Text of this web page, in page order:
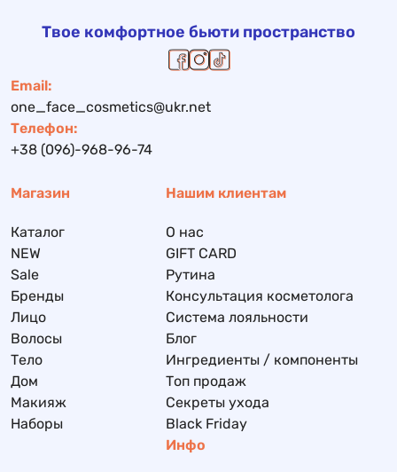
Твое комфортное бьюти пространство
Email:
one_face_cosmetics@ukr.net
Телефон:
+38 (096)-968-96-74
Магазин
Каталог
NEW
Sale
Бренды
Лицо
Волосы
Тело
Дом
Макияж
Наборы
Нашим клиентам
О нас
GIFT CARD
Рутина
Консультация косметолога
Система лояльности
Блог
Ингредиенты / компоненты
Топ продаж
Секреты ухода
Black Friday
Инфо